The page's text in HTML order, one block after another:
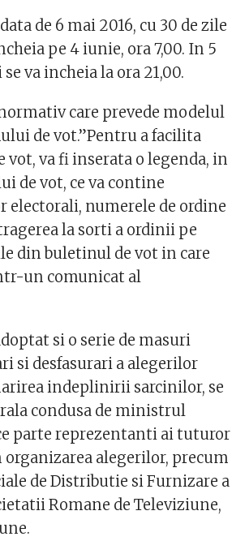
de 6 mai 2016, cu 30 de zile
pe 4 iunie, ora 7,00. In 5
va incheia la ora 21,00.
care prevede modelul
de vot.”Pentru a facilita
va fi inserata o legenda, in
de vot, ce va contine
numerele de ordine
la sorti a ordinii pe
din buletinul de vot in care
un comunicat al
si o serie de masuri
si desfasurari a alegerilor
indeplinirii sarcinilor, se
condusa de ministrul
parte reprezentanti ai tuturor
alegerilor, precum
de Distributie si Furnizare a
Romane de Televiziune,